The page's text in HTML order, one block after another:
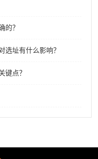
的？
选址有什么影响？
键点？